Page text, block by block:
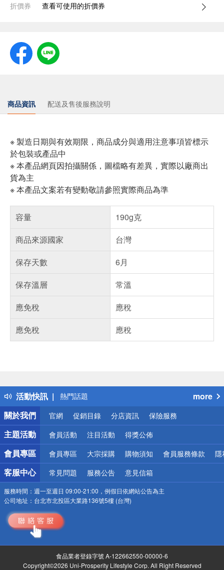
折價券 查看可使用的折價券
商品資訊 配送及售後服務說明
※ 製造日期與有效期限，商品成分與適用注意事項皆標示
於包裝或產品中
※ 本產品網頁因拍攝關係，圖檔略有差異，實際以廠商出
貨為主
※ 本產品文案若有變動敬請參照實際商品為準
容量
190g克
商品來源國家
台灣
保存天數
6月
保存溫層
常溫
應免稅
應稅
應免稅
應稅
活動快訊
得獎公告
熱門話題
銀行優惠
偏遠地區配送
詐騙網頁！請小心！
more
關於我們
官網 促銷目錄 分店資訊 保險服務
主題活動 會員活動 注目活動 得獎公佈
會員專區 會員專區 大宗採購 購物須知 會員服務條款 隱
客服中心 常見問題 服務公告 意見信箱
服務時間： 週一至週日 09:00-21:00，例假日依網站公告為主
公司地址： 台北市北投區大業路136號5樓 (台灣)
食品業者登錄字號 A-122662550-00000-6
Copyright©2026 Uni-Prosperity Lifestyle Corp. All Right Reserved